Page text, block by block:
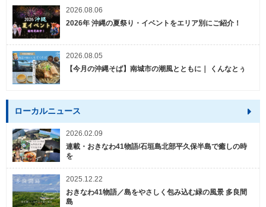
2026.08.06
2026年 沖縄の夏祭り・イベントをエリア別にご紹介！
2026.08.05
【今月の沖縄そば】南城市の潮風とともに｜ くんなとぅ
ローカルニュース
2026.02.09
連載・おきなわ41物語/石垣島北部平久保半島で癒しの時
を
2025.12.22
おきなわ41物語／島をやさしく包み込む緑の風景 多良間
島